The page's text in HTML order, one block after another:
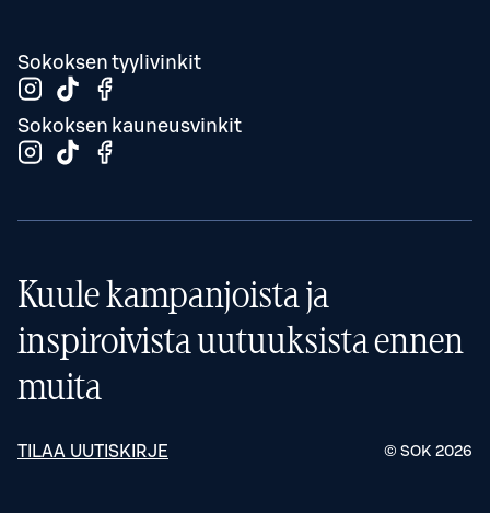
Sokoksen tyylivinkit
Sokoksen kauneusvinkit
Kuule kampanjoista ja
inspiroivista uutuuksista ennen
muita
TILAA UUTISKIRJE © SOK 2026